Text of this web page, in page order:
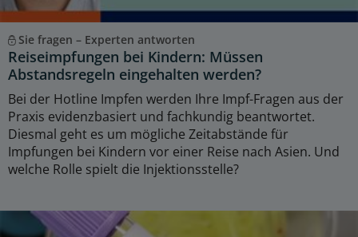
Sie fragen – Experten antworten
Reiseimpfungen bei Kindern: Müssen
Abstandsregeln eingehalten werden?
Bei der Hotline Impfen werden Ihre Impf-Fragen aus der
Praxis evidenzbasiert und fachkundig beantwortet.
Diesmal geht es um mögliche Zeitabstände für
Impfungen bei Kindern vor einer Reise nach Asien. Und
welche Rolle spielt die Injektionsstelle?